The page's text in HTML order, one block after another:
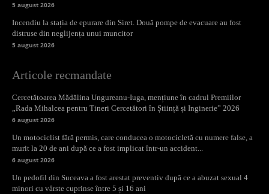
5 august 2026
Incendiu la stația de epurare din Siret. Două pompe de evacuare au fost
distruse din neglijența unui muncitor
5 august 2026
Articole recmandate
Cercetătoarea Mădălina Ungureanu-Iuga, mențiune în cadrul Premiilor
„Rada Mihalcea pentru Tineri Cercetători în Știință și Inginerie” 2026
6 august 2026
Un motociclist fără permis, care conducea o motocicletă cu numere false, a
murit la 20 de ani după ce a fost implicat într-un accident...
6 august 2026
Un pedofil din Suceava a fost arestat preventiv după ce a abuzat sexual 4
minori cu vârste cuprinse între 5 și 16 ani